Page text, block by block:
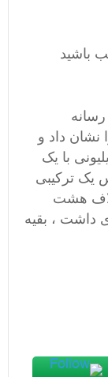
باشید
نشان داد و
با یک
یک ترکیبی
هشت
فقط 2 چهره جدی داشت ، بقیه